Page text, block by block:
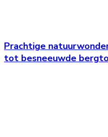
Prachtige
tot besneeuwde